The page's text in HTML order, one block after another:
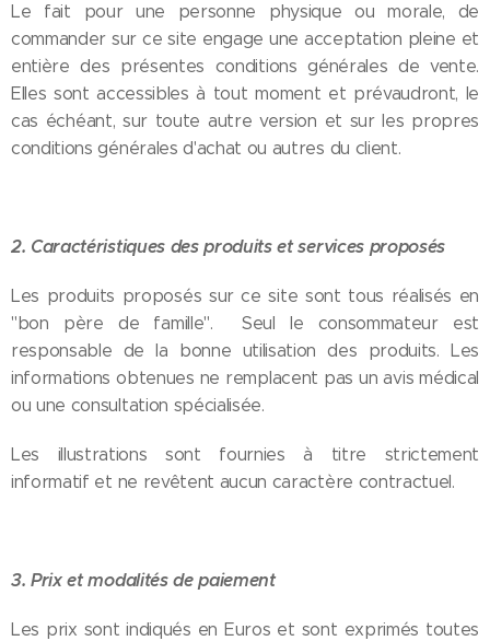
Le fait pour une personne physique ou morale, de
commander sur ce site engage une acceptation pleine et
entière des présentes conditions générales de vente.
Elles sont accessibles à tout moment et prévaudront, le
cas échéant, sur toute autre version et sur les propres
conditions générales d'achat ou autres du client.
2. Caractéristiques des produits et services proposés
Les produits proposés sur ce site sont tous réalisés en
"bon père de famille". Seul le consommateur est
responsable de la bonne utilisation des produits. Les
informations obtenues ne remplacent pas un avis médical
ou une consultation spécialisée.
Les illustrations sont fournies à titre strictement
informatif et ne revêtent aucun caractère contractuel.
3. Prix et modalités de paiement
Les prix sont indiqués en Euros et sont exprimés toutes